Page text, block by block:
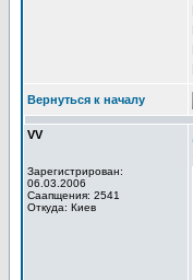
Вернуться к началу
VV
Зарегистрирован:
06.03.2006
Саапщения: 2541
Откуда: Киев